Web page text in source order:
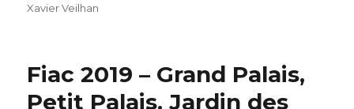
Xavier Veilhan
Fiac 2019 – Grand Palais,
Petit Palais, Jardin des